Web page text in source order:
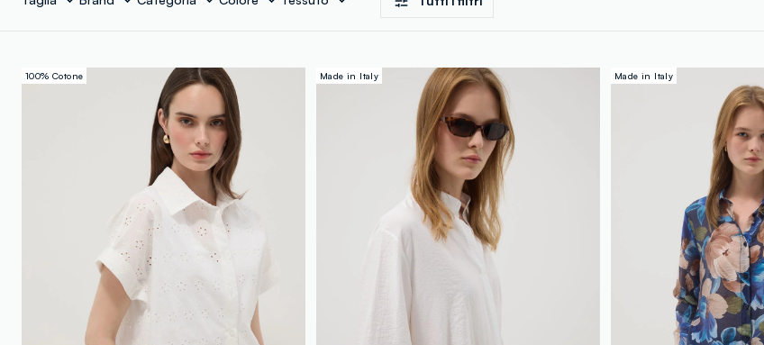
100% Cotone Made in Italy Made in Italy